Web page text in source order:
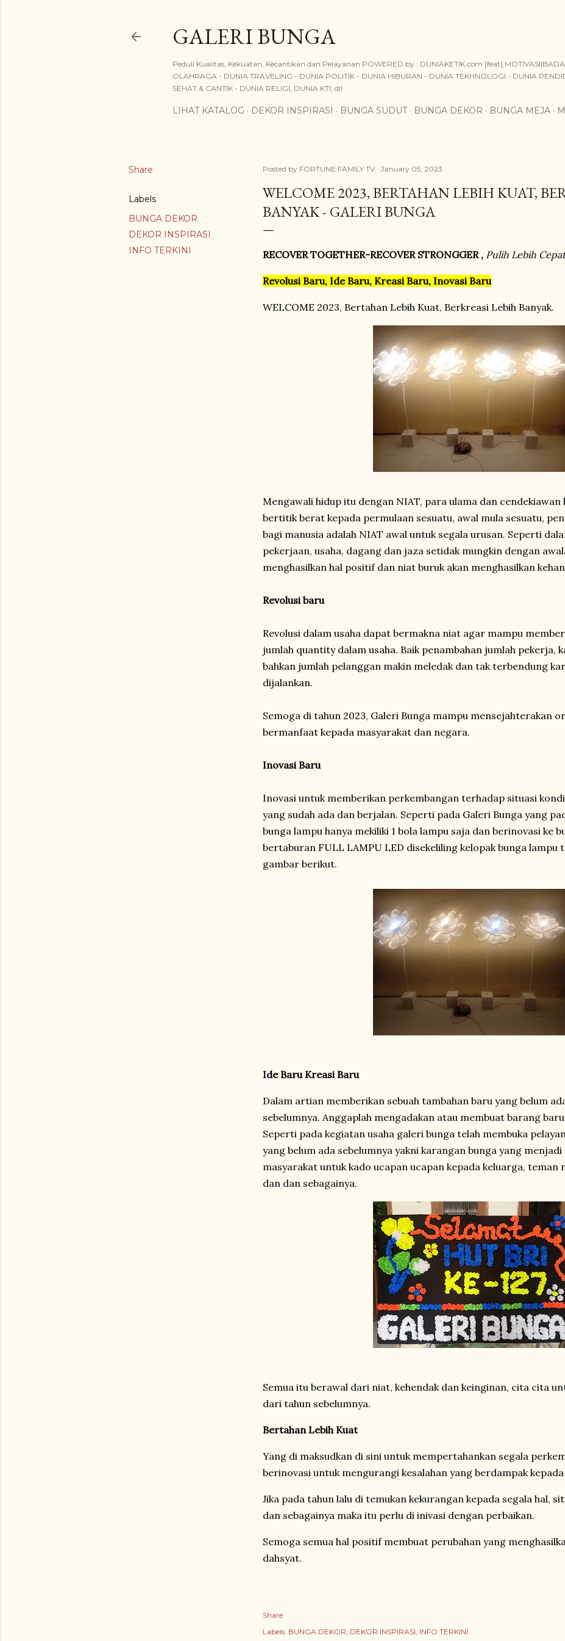
GALERI BUNGA
Peduli Kualitas, Kekuatan, Kecantikan dan Pelayanan POWERED by : DUNIAKETIK.com [feat]
OLAHRAGA - DUNIA TRAVELING - DUNIA POLITIK - DUNIA HIBURAN - DUNIA TEKHNOLOGI - DUNIA
SEHAT & CANTIK - DUNIA RELIGI, DUNIA KTI, dll
LIHAT KATALOG DEKOR INSPIRASI BUNGA SUDUT BUNGA DEKOR BUNGA MEJA
Share
Labels
BUNGA DEKOR
DEKOR INSPIRASI
INFO TERKINI
Posted by FORTUNE FAMILY TV January 05, 2023
WELCOME 2023, BERTAHAN LEBIH KUAT,
BANYAK - GALERI BUNGA
RECOVER TOGETHER-RECOVER STRONGGER , Pulih Lebih
Revolusi Baru, Ide Baru, Kreasi Baru, Inovasi Baru
WELCOME 2023, Bertahan Lebih Kuat, Berkreasi Lebih Banyak.
Mengawali hidup itu dengan NIAT, para ulama dan
bertitik berat kepada permulaan sesuatu, awal mula sesuatu,
bagi manusia adalah NIAT awal untuk segala urusan. Seperti
pekerjaan, usaha, dagang dan jaza setidak mungkin dengan
menghasilkan hal positif dan niat buruk akan menghasilkan
Revolusi baru
Revolusi dalam usaha dapat bermakna niat agar mampu
jumlah quantity dalam usaha. Baik penambahan jumlah pekerja,
bahkan jumlah pelanggan makin meledak dan tak terbendung
dijalankan.
Semoga di tahun 2023, Galeri Bunga mampu mensejahterakan
bermanfaat kepada masyarakat dan negara.
Inovasi Baru
Inovasi untuk memberikan perkembangan terhadap situasi
yang sudah ada dan berjalan. Seperti pada Galeri Bunga yang
bunga lampu hanya mekiliki 1 bola lampu saja dan berinovasi ke
bertaburan FULL LAMPU LED disekeliling kelopak bunga lampu
gambar berikut.
Ide Baru Kreasi Baru
Dalam artian memberikan sebuah tambahan baru yang belum
sebelumnya. Anggaplah mengadakan atau membuat barang
Seperti pada kegiatan usaha galeri bunga telah membuka
yang belum ada sebelumnya yakni karangan bunga yang
masyarakat untuk kado ucapan ucapan kepada keluarga, teman
dan dan sebagainya.
Semua itu berawal dari niat, kehendak dan keinginan, cita cita
dari tahun sebelumnya.
Bertahan Lebih Kuat
Yang di maksudkan di sini untuk mempertahankan segala
berinovasi untuk mengurangi kesalahan yang berdampak
Jika pada tahun lalu di temukan kekurangan kepada segala hal,
dan sebagainya maka itu perlu di inivasi dengan perbaikan.
Semoga semua hal positif membuat perubahan yang
dahsyat.
Share
Labels: BUNGA DEKOR DEKOR INSPIRASI INFO TERKINI